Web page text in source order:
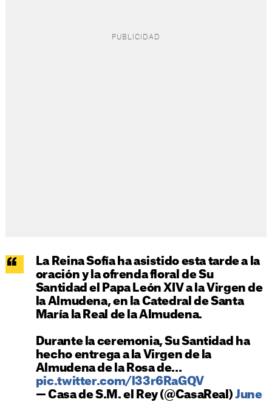
La Reina Sofía ha asistido esta tarde a la
oración y la ofrenda floral de Su
Santidad el Papa León XIV a la Virgen de
la Almudena, en la Catedral de Santa
María la Real de la Almudena.
Durante la ceremonia, Su Santidad ha
hecho entrega a la Virgen de la
Almudena de la Rosa de…
pic.twitter.com/l33r6RaGQV
— Casa de S.M. el Rey (@CasaReal) June